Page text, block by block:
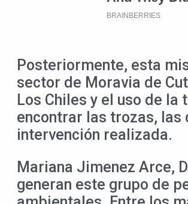
Posteriormente, esta
sector de Moravia de
Los Chiles y el uso de
encontrar las trozas, las
intervención realizada.
Mariana Jimenez Arce,
generan este grupo de